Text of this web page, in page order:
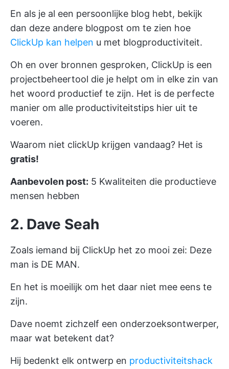
En als je al een persoonlijke blog hebt, bekijk
dan deze andere blogpost om te zien hoe
ClickUp kan helpen u met blogproductiviteit.
Oh en over bronnen gesproken, ClickUp is een
projectbeheertool die je helpt om in elke zin van
het woord productief te zijn. Het is de perfecte
manier om alle productiviteitstips hier uit te
voeren.
Waarom niet clickUp krijgen vandaag? Het is
gratis!
Aanbevolen post: 5 Kwaliteiten die productieve
mensen hebben
2. Dave Seah
Zoals iemand bij ClickUp het zo mooi zei: Deze
man is DE MAN.
En het is moeilijk om het daar niet mee eens te
zijn.
Dave noemt zichzelf een onderzoeksontwerper,
maar wat betekent dat?
Hij bedenkt elk ontwerp en productiviteitshack